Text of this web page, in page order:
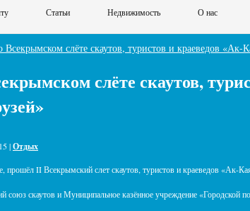
Статьи Недвижимость О нас
слёте скаутов, туристов и краеведов «Ак-
слёте скаутов,
|Отдых
II Всекрымский слет скаутов, туристов и краеведов «Ак-
союз скаутов и Муниципальное казённое учреждение «Городской